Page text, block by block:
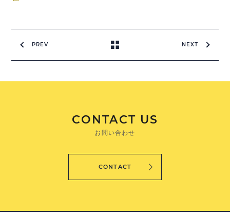
PREV NEXT
CONTACT US
お問い合わせ
CONTACT